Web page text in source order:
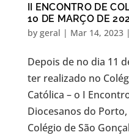
II ENCONTRO DE
10 DE MARÇO DE
by geral | Mar 14, 2023|
Depois de no dia 11
ter realizado no
Católica – o I
Diocesanos do
Colégio de São